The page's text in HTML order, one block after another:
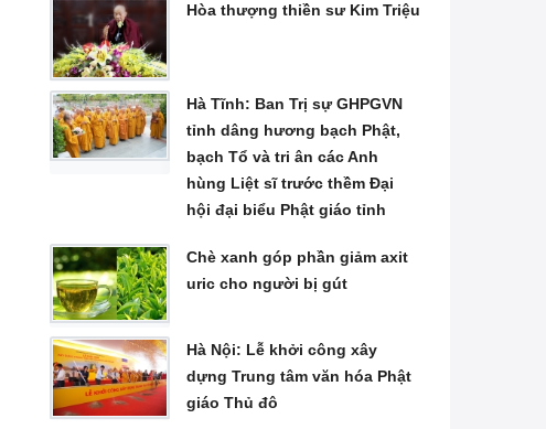
Hòa thượng thiền sư Kim Triệu
Hà Tĩnh: Ban Trị sự GHPGVN
tỉnh dâng hương bạch Phật,
bạch Tổ và tri ân các Anh
hùng Liệt sĩ trước thềm Đại
hội đại biểu Phật giáo tỉnh
Chè xanh góp phần giảm axit
uric cho người bị gút
Hà Nội: Lễ khởi công xây
dựng Trung tâm văn hóa Phật
giáo Thủ đô